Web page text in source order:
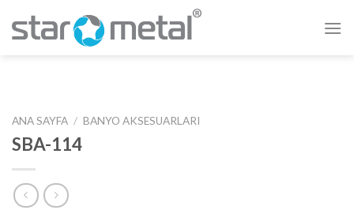
ANA SAYFA / BANYO AKSESUARLARI
SBA-114